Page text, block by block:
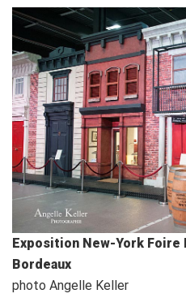
Exposition New-York
Bordeaux
photo Angelle Keller